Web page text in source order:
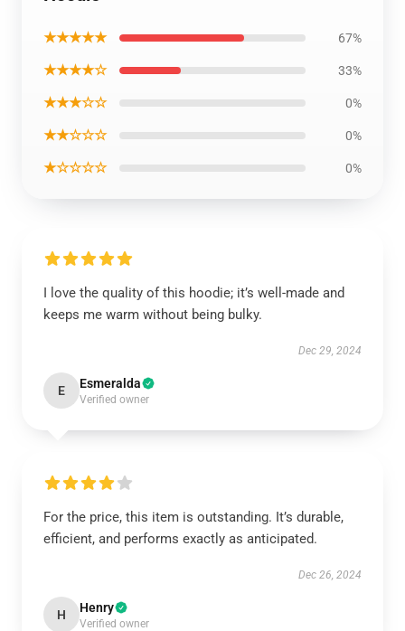
★★★★★ 67%
★★★★☆ 33%
★★★☆☆ 0%
★★☆☆☆ 0%
★☆☆☆☆ 0%
I love the quality of this hoodie; it’s well-made and
keeps me warm without being bulky.
Dec 29, 2024
E Esmeralda
Verified owner
For the price, this item is outstanding. It’s durable,
efficient, and performs exactly as anticipated.
Dec 26, 2024
H Henry
Verified owner